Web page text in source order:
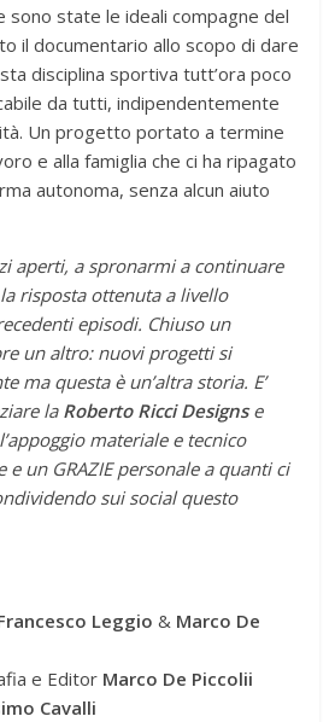
sono state le ideali compagne del
il documentario allo scopo di dare
disciplina sportiva tutt’ora poco
da tutti, indipendentemente
Un progetto portato a termine
e alla famiglia che ci ha ripagato
autonoma, senza alcun aiuto
aperti, a spronarmi a continuare
risposta ottenuta a livello
episodi. Chiuso un
un altro: nuovi progetti si
ma questa è un’altra storia. E’
la Roberto Ricci Designse
materiale e tecnico
e un GRAZIE personale a quanti ci
sui social questo
Leggio & Marco De
e Editor Marco De Piccolii
Cavalli